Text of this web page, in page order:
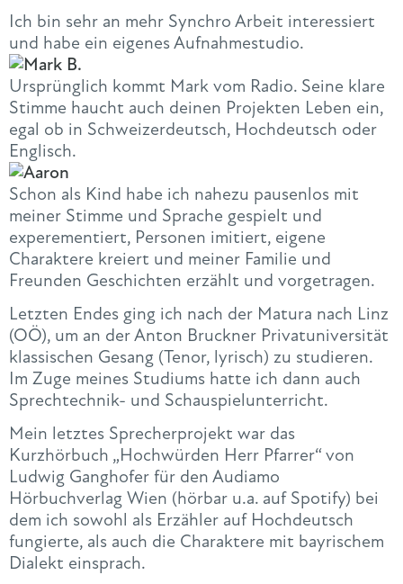
Ich bin sehr an mehr Synchro Arbeit interessiert
und habe ein eigenes Aufnahmestudio.
Ursprünglich kommt Mark vom Radio. Seine klare
Stimme haucht auch deinen Projekten Leben ein,
egal ob in Schweizerdeutsch, Hochdeutsch oder
Englisch.
Schon als Kind habe ich nahezu pausenlos mit
meiner Stimme und Sprache gespielt und
experementiert, Personen imitiert, eigene
Charaktere kreiert und meiner Familie und
Freunden Geschichten erzählt und vorgetragen.
Letzten Endes ging ich nach der Matura nach Linz
(OÖ), um an der Anton Bruckner Privatuniversität
klassischen Gesang (Tenor, lyrisch) zu studieren.
Im Zuge meines Studiums hatte ich dann auch
Sprechtechnik- und Schauspielunterricht.
Mein letztes Sprecherprojekt war das
Kurzhörbuch „Hochwürden Herr Pfarrer“ von
Ludwig Ganghofer für den Audiamo
Hörbuchverlag Wien (hörbar u.a. auf Spotify) bei
dem ich sowohl als Erzähler auf Hochdeutsch
fungierte, als auch die Charaktere mit bayrischem
Dialekt einsprach.